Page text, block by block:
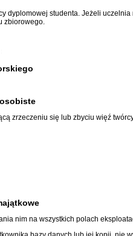
studenta. Jeżeli
zbiorowego.
zrzeczeniu się lub zbyciu więź
nim na wszystkich polach